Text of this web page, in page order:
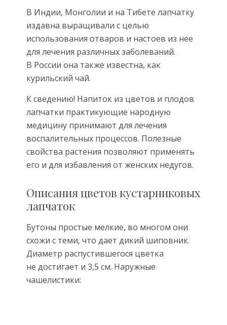
В Индии, Монголии и на Тибете лапчатку
издавна выращивали с целью
использования отваров и настоев из нее
для лечения различных заболеваний.
В России она также известна, как
курильский чай.
К сведению! Напиток из цветов и плодов
лапчатки практикующие народную
медицину принимают для лечения
воспалительных процессов. Полезные
свойства растения позволяют применять
его и для избавления от женских недугов.
Описания цветов кустарниковых
лапчаток
Бутоны простые мелкие, во многом они
схожи с теми, что дает дикий шиповник.
Диаметр распустившегося цветка
не достигает и 3,5 см. Наружные
чашелистики: